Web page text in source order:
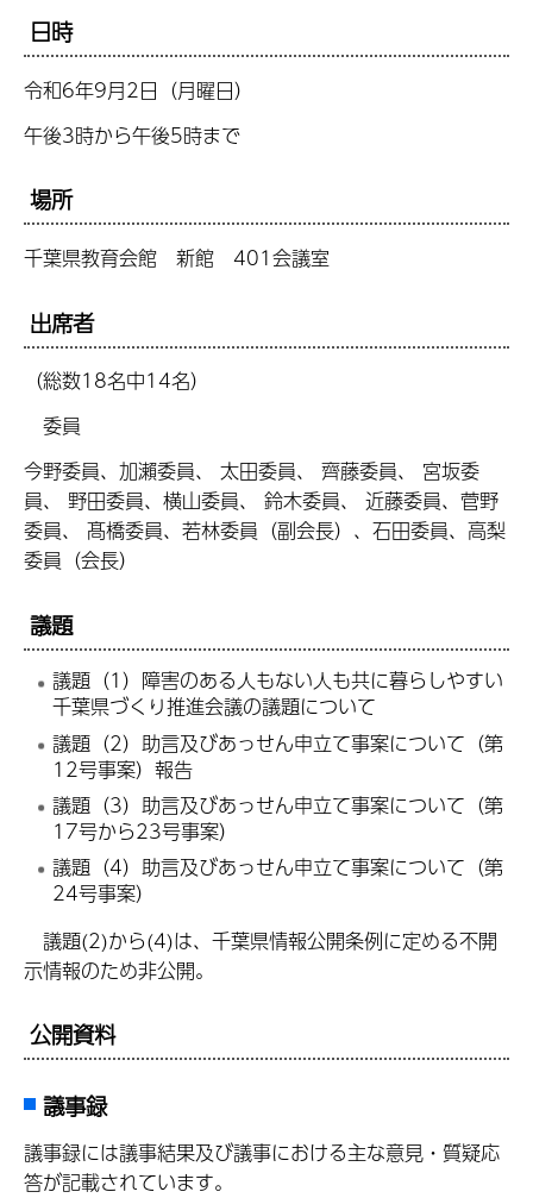
日時
令和6年9月2日（月曜日）
午後3時から午後5時まで
場所
千葉県教育会館 新館 401会議室
出席者
（総数18名中14名）
委員
今野委員、加瀨委員、 太田委員、 齊藤委員、 宮坂委
員、 野田委員、横山委員、 鈴木委員、 近藤委員、菅野
委員、 髙橋委員、若林委員（副会長）、石田委員、高梨
委員（会長）
議題
議題（1）障害のある人もない人も共に暮らしやすい
千葉県づくり推進会議の議題について
議題（2）助言及びあっせん申立て事案について（第
12号事案）報告
議題（3）助言及びあっせん申立て事案について（第
17号から23号事案）
議題（4）助言及びあっせん申立て事案について（第
24号事案）
議題(2)から(4)は、千葉県情報公開条例に定める不開
示情報のため非公開。
公開資料
議事録
議事録には議事結果及び議事における主な意見・質疑応
答が記載されています。